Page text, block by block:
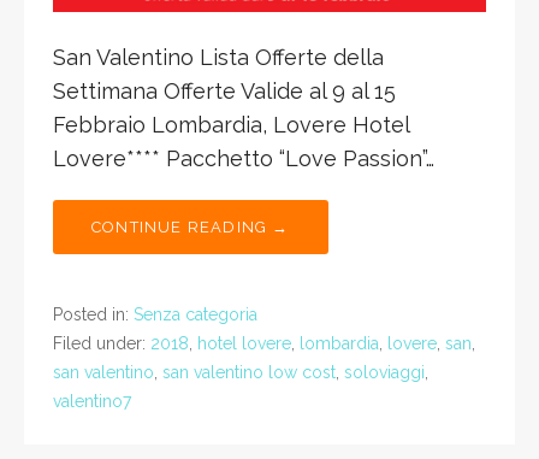
San Valentino Lista Offerte della
Settimana Offerte Valide al 9 al 15
Febbraio Lombardia, Lovere Hotel
Lovere**** Pacchetto “Love Passion”…
CONTINUE READING →
Posted in: Senza categoria
Filed under: 2018 hotel lovere lombardia lovere san
san valentino san valentino low cost soloviaggi
valentino7